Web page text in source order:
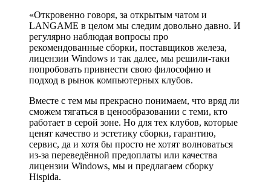
«Откровенно говоря, за открытым чатом и
LANGAME в целом мы следим довольно давно. И
регулярно наблюдая вопросы про
рекомендованные сборки, поставщиков железа,
лицензии Windows и так далее, мы решили-таки
попробовать привнести свою философию и
подход в рынок компьютерных клубов.
Вместе с тем мы прекрасно понимаем, что вряд ли
сможем тягаться в ценообразовании с теми, кто
работает в серой зоне. Но для тех клубов, которые
ценят качество и эстетику сборки, гарантию,
сервис, да и хотя бы просто не хотят волноваться
из-за переведённой предоплаты или качества
лицензии Windows, мы и предлагаем сборку
Hispida.